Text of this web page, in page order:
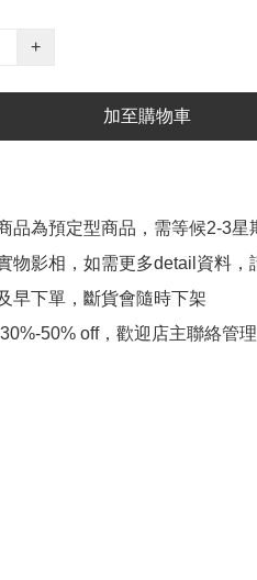
+
加至購物車
品為預定型商品，需等候2-3星
物影相，如需更多detail資料，
早下單，斷貨會隨時下架